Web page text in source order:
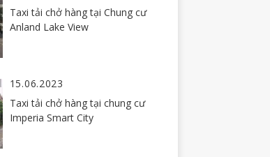
Taxi tải chở hàng tại Chung cư
Anland Lake View
15.06.2023
Taxi tải chở hàng tại chung cư
Imperia Smart City